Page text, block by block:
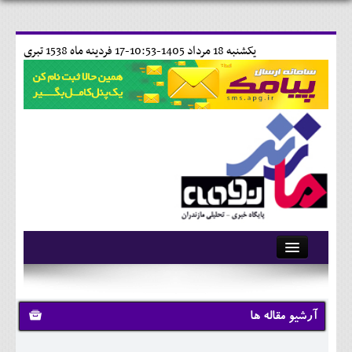
17 فردينه ماه 1538 تبری يکشنبه 18 مرداد 1405-10:53-
آرشیو
تماس با ما
وبلاگ
آرشیو مقاله ها